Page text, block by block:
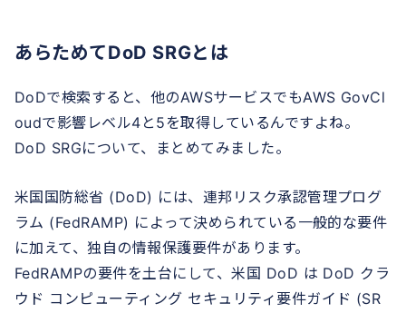
あらためてDoD SRGとは
DoDで検索すると、他のAWSサービスでもAWS GovCl
oudで影響レベル4と5を取得しているんですよね。
DoD SRGについて、まとめてみました。
米国国防総省 (DoD) には、連邦リスク承認管理プログ
ラム (FedRAMP) によって決められている一般的な要件
に加えて、独自の情報保護要件があります。
FedRAMPの要件を土台にして、米国 DoD は DoD クラ
ウド コンピューティング セキュリティ要件ガイド (SR